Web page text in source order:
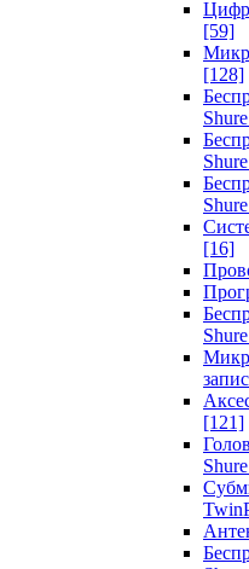
[59]
[128]
[16]
[121]